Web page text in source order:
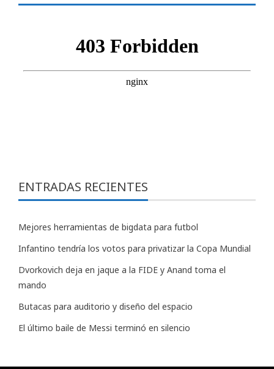
ENTRADAS RECIENTES
Mejores herramientas de bigdata para futbol
Infantino tendría los votos para privatizar la Copa Mundial
Dvorkovich deja en jaque a la FIDE y Anand toma el
mando
Butacas para auditorio y diseño del espacio
El último baile de Messi terminó en silencio